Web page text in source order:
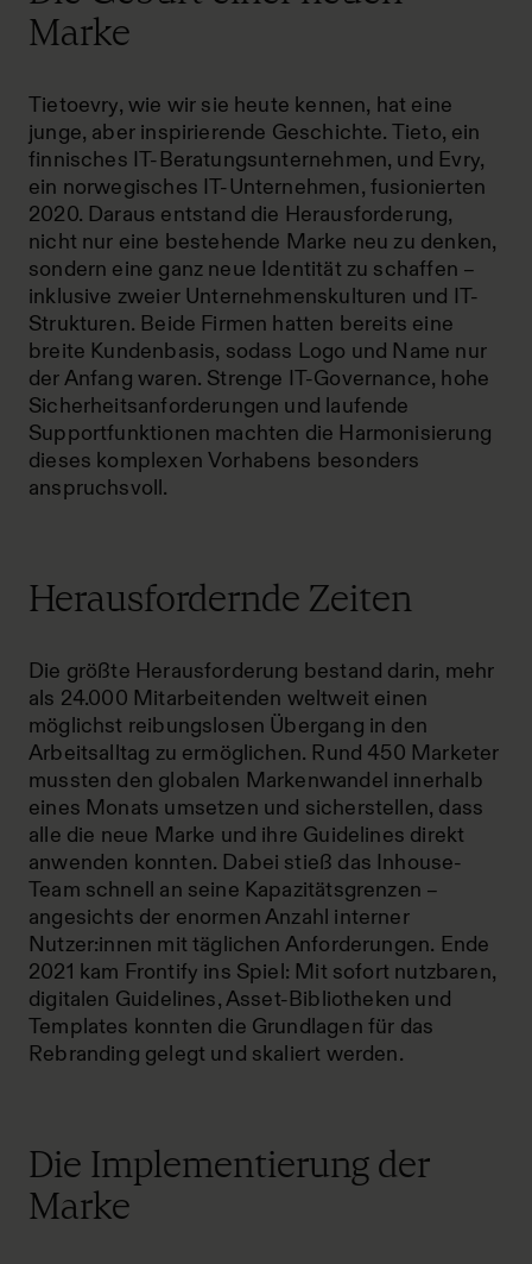
Marke
Tietoevry, wie wir sie heute kennen, hat eine
junge, aber inspirierende Geschichte. Tieto, ein
finnisches IT-Beratungsunternehmen, und Evry,
ein norwegisches IT-Unternehmen, fusionierten
2020. Daraus entstand die Herausforderung,
nicht nur eine bestehende Marke neu zu denken,
sondern eine ganz neue Identität zu schaffen –
inklusive zweier Unternehmenskulturen und IT-
Strukturen. Beide Firmen hatten bereits eine
breite Kundenbasis, sodass Logo und Name nur
der Anfang waren. Strenge IT-Governance, hohe
Sicherheitsanforderungen und laufende
Supportfunktionen machten die Harmonisierung
dieses komplexen Vorhabens besonders
anspruchsvoll.
Herausfordernde Zeiten
Die größte Herausforderung bestand darin, mehr
als 24.000 Mitarbeitenden weltweit einen
möglichst reibungslosen Übergang in den
Arbeitsalltag zu ermöglichen. Rund 450 Marketer
mussten den globalen Markenwandel innerhalb
eines Monats umsetzen und sicherstellen, dass
alle die neue Marke und ihre Guidelines direkt
anwenden konnten. Dabei stieß das Inhouse-
Team schnell an seine Kapazitätsgrenzen –
angesichts der enormen Anzahl interner
Nutzer:innen mit täglichen Anforderungen. Ende
2021 kam Frontify ins Spiel: Mit sofort nutzbaren,
digitalen Guidelines, Asset-Bibliotheken und
Templates konnten die Grundlagen für das
Rebranding gelegt und skaliert werden.
Die Implementierung der
Marke